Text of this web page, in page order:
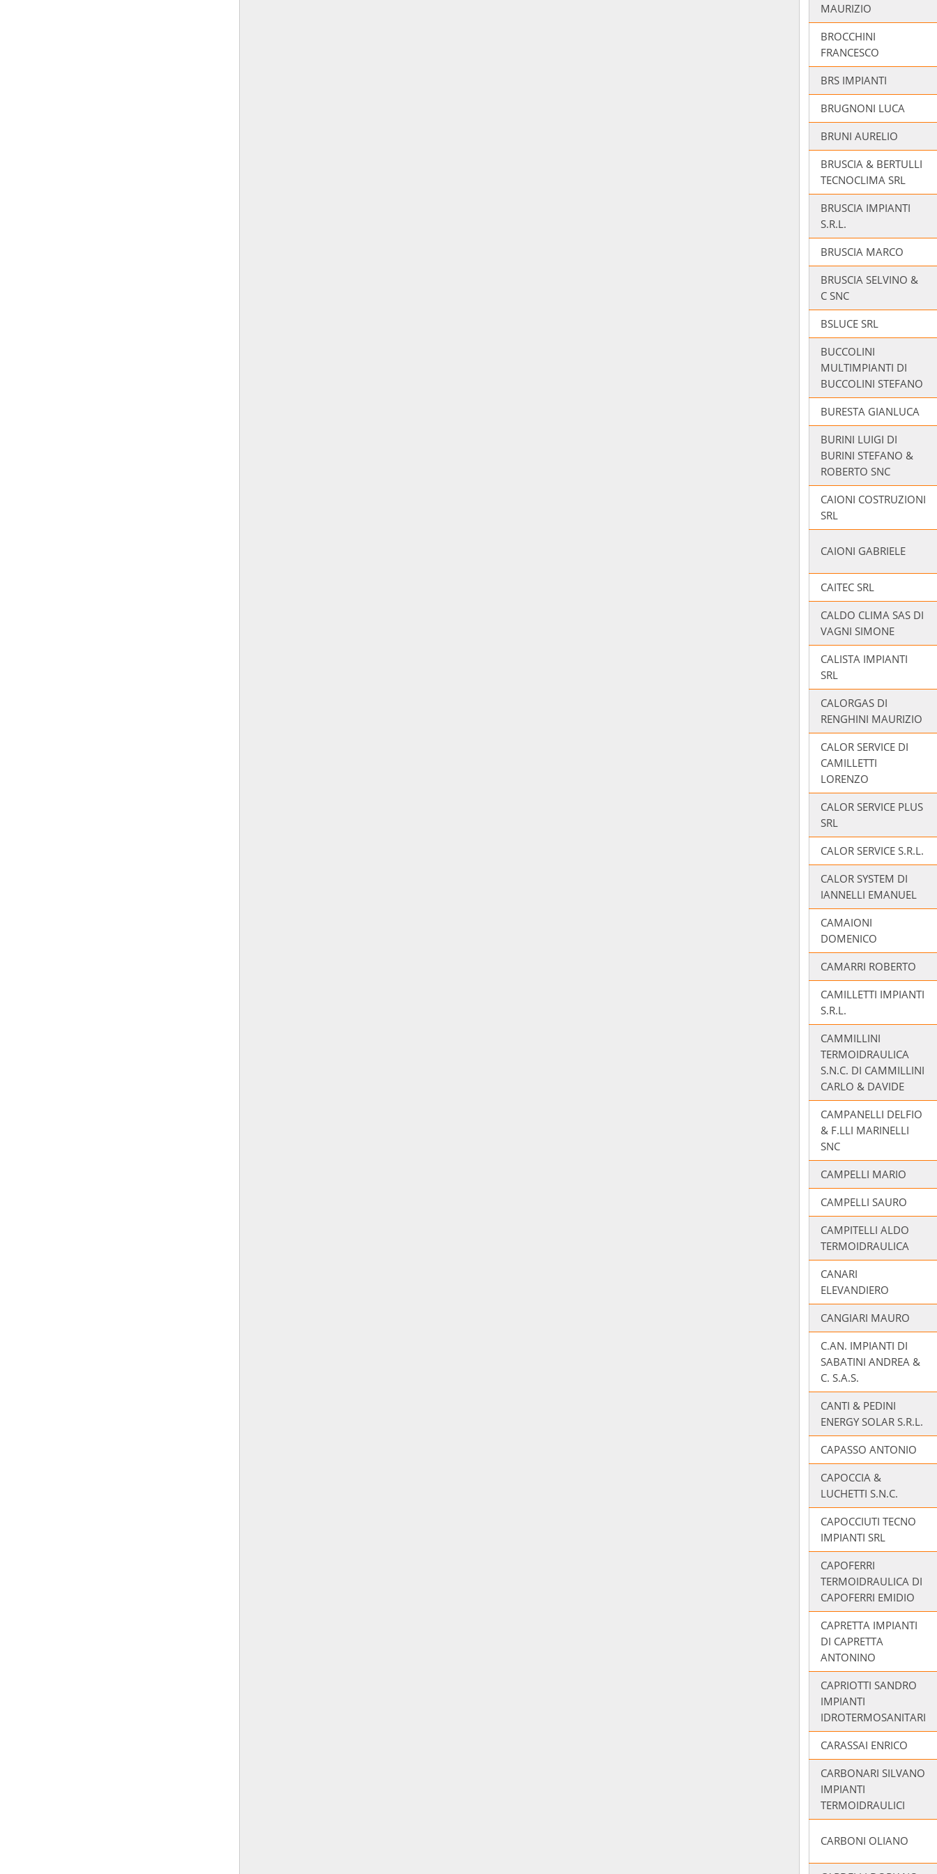
MAURIZIO
BROCCHINI
FRANCESCO
BRS IMPIANTI
BRUGNONI LUCA
BRUNI AURELIO
BRUSCIA & BERTULLI
TECNOCLIMA SRL
BRUSCIA IMPIANTI
S.R.L.
BRUSCIA MARCO
BRUSCIA SELVINO &
C SNC
BSLUCE SRL
BUCCOLINI
MULTIMPIANTI DI
BUCCOLINI STEFANO
BURESTA GIANLUCA
BURINI LUIGI DI
BURINI STEFANO &
ROBERTO SNC
CAIONI COSTRUZIONI
SRL
CAIONI GABRIELE
CAITEC SRL
CALDO CLIMA SAS DI
VAGNI SIMONE
CALISTA IMPIANTI
SRL
CALORGAS DI
RENGHINI MAURIZIO
CALOR SERVICE DI
CAMILLETTI
LORENZO
CALOR SERVICE PLUS
SRL
CALOR SERVICE S.R.L.
CALOR SYSTEM DI
IANNELLI EMANUEL
CAMAIONI
DOMENICO
CAMARRI ROBERTO
CAMILLETTI IMPIANTI
S.R.L.
CAMMILLINI
TERMOIDRAULICA
S.N.C. DI CAMMILLINI
CARLO & DAVIDE
CAMPANELLI DELFIO
& F.LLI MARINELLI
SNC
CAMPELLI MARIO
CAMPELLI SAURO
CAMPITELLI ALDO
TERMOIDRAULICA
CANARI
ELEVANDIERO
CANGIARI MAURO
C.AN. IMPIANTI DI
SABATINI ANDREA &
C. S.A.S.
CANTI & PEDINI
ENERGY SOLAR S.R.L.
CAPASSO ANTONIO
CAPOCCIA &
LUCHETTI S.N.C.
CAPOCCIUTI TECNO
IMPIANTI SRL
CAPOFERRI
TERMOIDRAULICA DI
CAPOFERRI EMIDIO
CAPRETTA IMPIANTI
DI CAPRETTA
ANTONINO
CAPRIOTTI SANDRO
IMPIANTI
IDROTERMOSANITARI
CARASSAI ENRICO
CARBONARI SILVANO
IMPIANTI
TERMOIDRAULICI
CARBONI OLIANO